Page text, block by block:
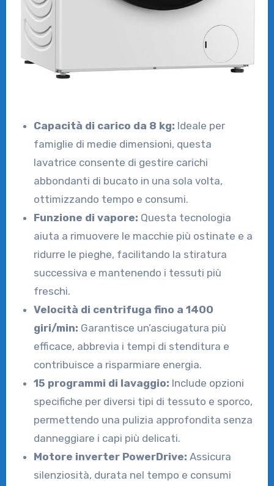
Capacità di carico da 8 kg: Ideale per
famiglie di medie dimensioni, questa
lavatrice consente di gestire carichi
abbondanti di bucato in una sola volta,
ottimizzando tempo e consumi.
Funzione di vapore: Questa tecnologia
aiuta a rimuovere le macchie più ostinate e a
ridurre le pieghe, facilitando la stiratura
successiva e mantenendo i tessuti più
freschi.
Velocità di centrifuga fino a 1400
giri/min: Garantisce un’asciugatura più
efficace, abbrevia i tempi di stenditura e
contribuisce a risparmiare energia.
15 programmi di lavaggio: Include opzioni
specifiche per diversi tipi di tessuto e sporco,
permettendo una pulizia approfondita senza
danneggiare i capi più delicati.
Motore inverter PowerDrive: Assicura
silenziosità, durata nel tempo e consumi